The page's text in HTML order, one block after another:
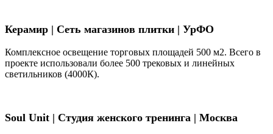
Керамир | Сеть магазинов плитки | УрФО
Комплексное освещение торговых площадей 500 м2. Всего в
проекте использовали более 500 трековых и линейных
светильников (4000К).
Soul Unit | Студия женского тренинга | Москва